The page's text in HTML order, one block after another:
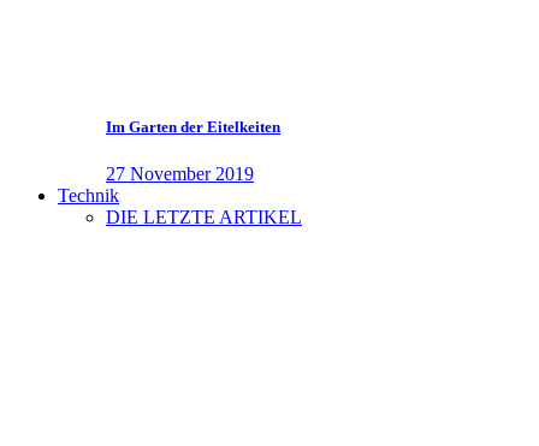
Im Garten der Eitelkeiten
27 November 2019
Technik
DIE LETZTE ARTIKEL